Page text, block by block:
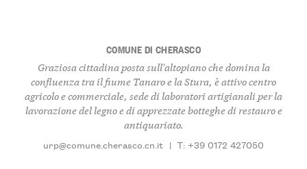
COMUNE DI CHERASCO
Graziosa cittadina posta sull'altopiano che domina la
confluenza tra il fiume Tanaro e la Stura, è attivo centro
agricolo e commerciale, sede di laboratori artigianali per la
lavorazione del legno e di apprezzate botteghe di restauro e
antiquariato.
urp@comune.cherasco.cn.it | T: +39 0172 427050